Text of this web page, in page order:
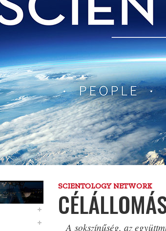
SCIENTOLOGY NETWORK
A sokszínűség, az